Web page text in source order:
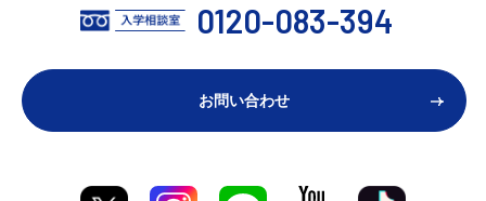
0120-083-394
お問い合わせ